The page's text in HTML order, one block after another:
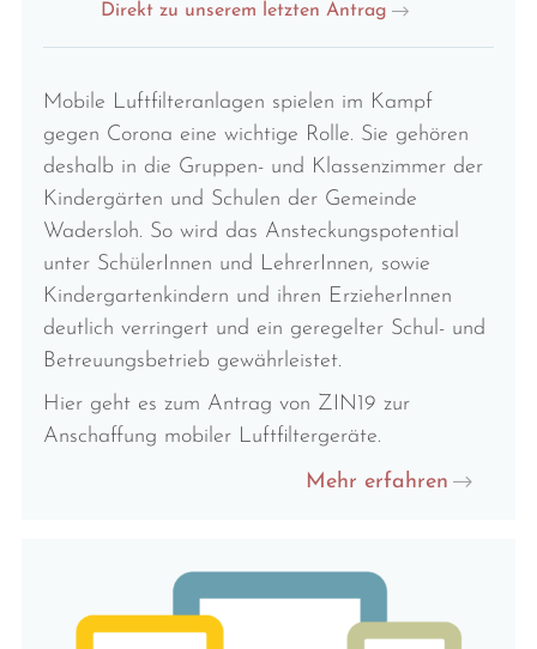
Direkt zu unserem letzten Antrag
Mobile Luftfilteranlagen spielen im Kampf
gegen Corona eine wichtige Rolle. Sie gehören
deshalb in die Gruppen- und Klassenzimmer der
Kindergärten und Schulen der Gemeinde
Wadersloh. So wird das Ansteckungspotential
unter SchülerInnen und LehrerInnen, sowie
Kindergartenkindern und ihren ErzieherInnen
deutlich verringert und ein geregelter Schul- und
Betreuungsbetrieb gewährleistet.
Hier geht es zum Antrag von ZIN19 zur
Anschaffung mobiler Luftfiltergeräte.
Mehr erfahren